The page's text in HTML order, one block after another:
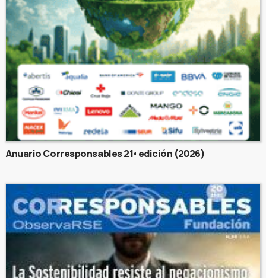
Anuario Corresponsables 21ª edición (2026)